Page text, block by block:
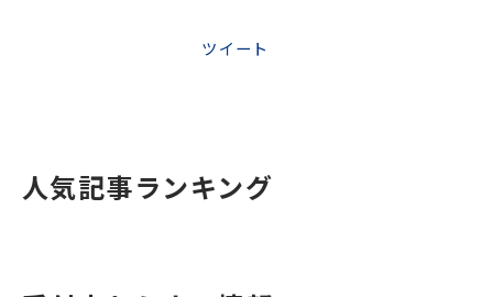
ツイート
人気記事ランキング